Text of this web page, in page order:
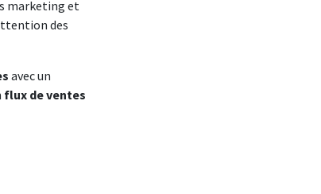
marketing et
des
avec un
flux de ventes